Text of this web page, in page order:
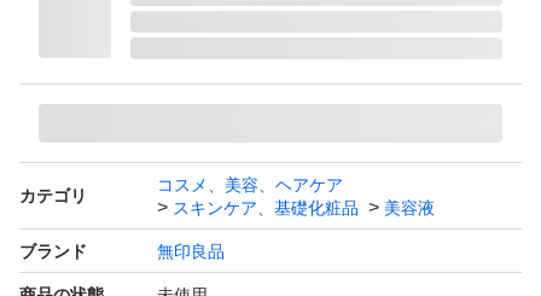
※ゆうパケットポストminiでの発送予定となり厚みギリギ
リの為、簡易包装となりますのでよろしくお願い致します
※商品の状態について
カテゴリ
コスメ、美容、ヘアケア
スキンケア、基礎化粧品
美容液
ブランド 無印良品